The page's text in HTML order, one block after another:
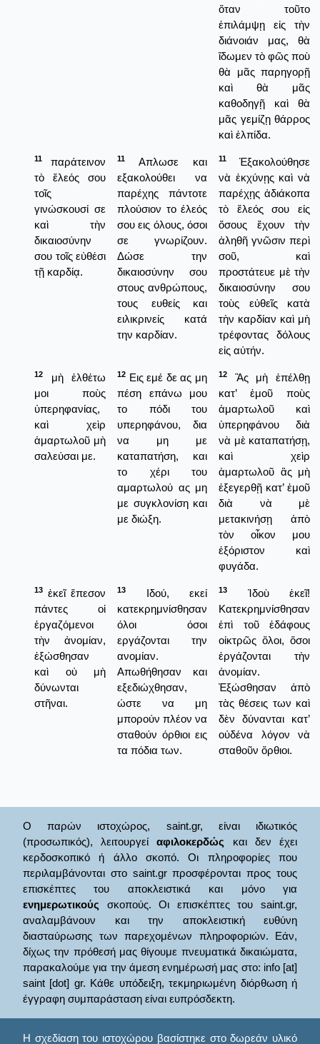
ὅταν τοῦτο
ἐπιλάμψῃ εἰς τὴν
διάνοιάν μας, θὰ
ἴδωμεν τὸ φῶς ποὺ
θὰ μᾶς παρηγορῇ
καὶ θὰ μᾶς
καθοδηγῇ καὶ θὰ
μᾶς γεμίζῃ θάρρος
καὶ ἐλπίδα.
11
παράτεινον
τὸ ἔλεός σου
τοῖς
γινώσκουσί σε
καὶ τὴν
δικαιοσύνην
σου τοῖς εὐθέσι
τῇ καρδίᾳ.
11
Απλωσε και
εξακολούθει να
παρέχης πάντοτε
πλούσιον το έλεός
σου εις όλους, όσοι
σε γνωρίζουν.
Δώσε την
δικαιοσύνην σου
στους ανθρώπους,
τους ευθείς και
ειλικρινείς κατά
την καρδίαν.
11
Ἑξακολούθησε
νὰ ἐκχύνῃς καὶ νὰ
παρέχῃς ἀδιάκοπα
τὸ ἔλεός σου εἰς
ὅσους ἔχουν τὴν
ἀληθῆ γνῶσιν περὶ
σοῦ, καὶ
προστάτευε μὲ τὴν
δικαιοσύνην σου
τοὺς εὐθεῖς κατὰ
τὴν καρδίαν καὶ μὴ
τρέφοντας δόλους
εἰς αὐτήν.
12
μὴ ἐλθέτω
μοι ποὺς
ὑπερηφανίας,
καὶ χεὶρ
ἁμαρτωλοῦ μὴ
σαλεύσαι με.
12 Εις εμέ δε ας μη
πέση επάνω μου
το πόδι του
υπερηφάνου, δια
να μη με
καταπατήση, και
το χέρι του
αμαρτωλού ας μη
με συγκλονίση και
με διώξη.
12
Ἂς μὴ ἐπέλθῃ
κατ’ ἐμοῦ ποὺς
ἁμαρτωλοῦ καὶ
ὑπερηφάνου διὰ
νὰ μὲ καταπατήσῃ,
καὶ χεὶρ
ἁμαρτωλοῦ ἂς μὴ
ἐξεγερθῇ κατ’ ἐμοῦ
διὰ νὰ μὲ
μετακινήσῃ ἀπὸ
τὸν οἶκον μου
ἐξόριστον καὶ
φυγάδα.
13 ἐκεῖ ἔπεσον
πάντες οἱ
ἐργαζόμενοι
τὴν ἀνομίαν,
ἐξώσθησαν
καὶ οὐ μὴ
δύνωνται
στῆναι.
13
Ιδού, εκεί
κατεκρημνίσθησαν
όλοι όσοι
εργάζονται την
ανομίαν.
Απωθήθησαν και
εξεδιώχθησαν,
ώστε να μη
μπορούν πλέον να
σταθούν όρθιοι εις
τα πόδια των.
13
Ἰδοὺ ἐκεῖ!
Κατεκρημνίσθησαν
ἐπὶ τοῦ ἐδάφους
οἰκτρῶς ὅλοι, ὅσοι
ἐργάζονται τὴν
ἀνομίαν.
Ἐξώσθησαν ἀπὸ
τὰς θέσεις των καὶ
δὲν δύνανται κατ’
οὐδένα λόγον νὰ
σταθοῦν ὄρθιοι.
Ο παρών ιστοχώρος, saint.gr, είναι ιδιωτικός
(προσωπικός), λειτουργείαφιλοκερδώς και δεν έχει
κερδοσκοπικό ή άλλο σκοπό. Οι πληροφορίες που
περιλαμβάνονται στο saint.gr προσφέρονται προς τους
επισκέπτες του αποκλειστικά και μόνο για
ενημερωτικούς σκοπούς. Οι επισκέπτες του saint.gr,
αναλαμβάνουν και την αποκλειστική ευθύνη
διασταύρωσης των παρεχομένων πληροφοριών. Εάν,
δίχως την πρόθεσή μας θίγουμε πνευματικά δικαιώματα,
παρακαλούμε για την άμεση ενημέρωσή μας στο: info [at]
saint [dot] gr. Κάθε υπόδειξη, τεκμηριωμένη διόρθωση ή
έγγραφη συμπαράσταση είναι ευπρόσδεκτη.
Η σχεδίαση του ιστοχώρου βασίστηκε στο δωρεάν υλικό